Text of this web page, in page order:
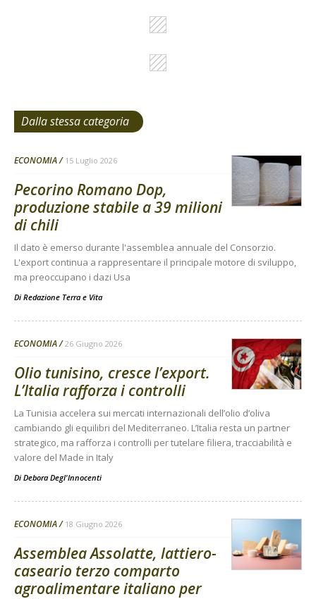
Dalla stessa categoria
ECONOMIA 15 Luglio 2026
Pecorino Romano Dop,
produzione stabile a 39 milioni
di chili
Il dato è emerso durante l'assemblea annuale del Consorzio.
L'export continua a rappresentare il principale motore di sviluppo,
ma preoccupano i dazi Usa
Di Redazione Terra e Vita
ECONOMIA 26 Giugno 2026
Olio tunisino, cresce l’export.
L’Italia rafforza i controlli
La Tunisia accelera sui mercati internazionali dell’olio d’oliva
cambiando gli equilibri del Mediterraneo. L’Italia resta un partner
strategico, ma rafforza i controlli per tutelare filiera, tracciabilità e
valore del Made in Italy
Di Debora Degl'Innocenti
ECONOMIA 18 Giugno 2026
Assemblea Assolatte, lattiero-
caseario terzo comparto
agroalimentare italiano per